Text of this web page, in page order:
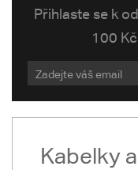
Přihlaste se k
100
Kabelky